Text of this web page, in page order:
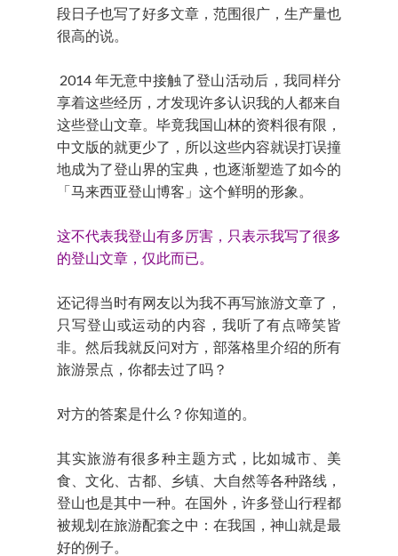
段日子也写了好多文章，范围很广，生产量也
很高的说。
2014 年无意中接触了登山活动后，我同样分
享着这些经历，才发现许多认识我的人都来自
这些登山文章。毕竟我国山林的资料很有限，
中文版的就更少了，所以这些内容就误打误撞
地成为了登山界的宝典，也逐渐塑造了如今的
「马来西亚登山博客」这个鲜明的形象。
这不代表我登山有多厉害，只表示我写了很多
的登山文章，仅此而已。
还记得当时有网友以为我不再写旅游文章了，
只写登山或运动的内容，我听了有点啼笑皆
非。然后我就反问对方，部落格里介绍的所有
旅游景点，你都去过了吗？
对方的答案是什么？你知道的。
其实旅游有很多种主题方式，比如城市、美
食、文化、古都、乡镇、大自然等各种路线，
登山也是其中一种。在国外，许多登山行程都
被规划在旅游配套之中：在我国，神山就是最
好的例子。